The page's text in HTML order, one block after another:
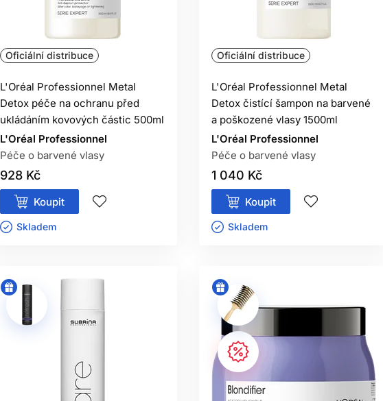
Oficiální distribuce
L'Oréal Professionnel Metal
Detox péče na ochranu před
ukládáním kovových částic 500ml
L'Oréal Professionnel
Péče o barvené vlasy
928 Kč
Koupit
Skladem ㅤ
Oficiální distribuce
L'Oréal Professionnel Metal
Detox čistící šampon na barvené
a poškozené vlasy 1500ml
L'Oréal Professionnel
Péče o barvené vlasy
1 040 Kč
Koupit
Skladem ㅤ